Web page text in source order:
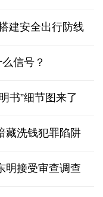
建安全出行防线
信号？
书”细节图来了
藏洗钱犯罪陷阱
明接受审查调查